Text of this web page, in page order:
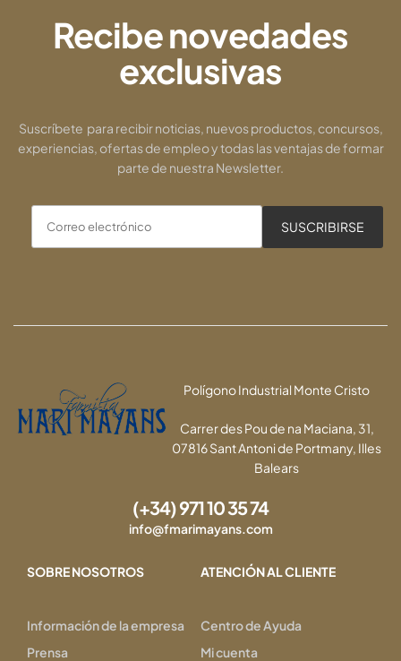
Recibe novedades
exclusivas
Suscríbete para recibir noticias, nuevos productos, concursos,
experiencias, ofertas de empleo y todas las ventajas de formar
parte de nuestra Newsletter.
Polígono Industrial Monte Cristo
Carrer des Pou de na Maciana, 31,
07816 Sant Antoni de Portmany, Illes
Balears
(+34) 971 10 35 74
info@fmarimayans.com
SOBRE NOSOTROS
Información de la empresa
Prensa
ATENCIÓN AL CLIENTE
Centro de Ayuda
Mi cuenta